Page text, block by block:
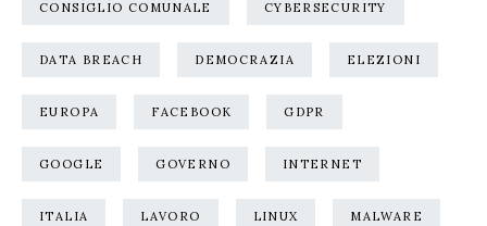
CONSIGLIO COMUNALE CYBERSECURITY
DATA BREACH DEMOCRAZIA ELEZIONI
EUROPA FACEBOOK GDPR
GOOGLE GOVERNO INTERNET
ITALIA LAVORO LINUX MALWARE